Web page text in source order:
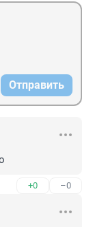
Отправить
+0 –0